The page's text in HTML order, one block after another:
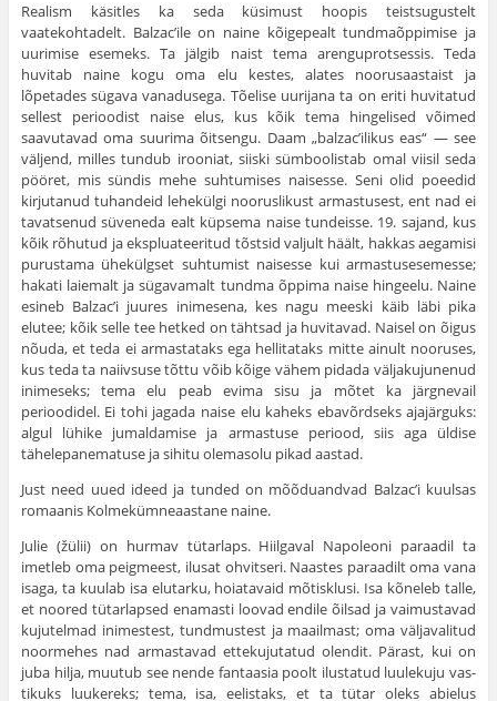
Realism käsitles ka seda küsimust hoopis teistsugustelt
vaatekohtadelt. Balzac’ile on naine kõige­pealt tundmaõppimise ja
uurimise esemeks. Ta jälgib naist tema arenguprotsessis. Teda
huvitab naine kogu oma elu kestes, alates noorusaastaist ja
lõpetades sügava vanadusega. Tõelise uurijana ta on eriti huvi­tatud
sellest perioodist naise elus, kus kõik tema hingelised võimed
saavutavad oma suurima õitsengu. Daam „balzac’ilikus eas“ — see
väljend, milles tundub irooniat, siiski sümboolistab omal viisil seda
pööret, mis sündis mehe suhtumises naisesse. Seni olid poee­did
kirjutanud tuhandeid lehekülgi nooruslikust ar­mastusest, ent nad ei
tavatsenud süveneda ealt küp­sema naise tundeisse. 19. sajand, kus
kõik rõhutud ja ekspluateeritud tõstsid valjult häält, hakkas aegamisi
purustama ühekülgset suhtumist naisesse kui armastusesemesse;
hakati laiemalt ja sügavamalt tundma õppima naise hingeelu. Naine
esineb Balzac’i juures inimesena, kes nagu meeski käib läbi pika
elutee; kõik selle tee hetked on tähtsad ja huvitavad. Naisel on õigus
nõuda, et teda ei armastataks ega hellitataks mitte ainult nooruses,
kus teda ta naiivsuse tõttu võib kõige vähem pidada väljakujunenud
inimeseks; tema elu peab evima sisu ja mõtet ka järgnevail
perioodidel. Ei tohi jagada naise elu kaheks ebavõrdseks ajajärguks:
algul lühike jumaldamise ja armastuse periood, siis aga üldise
tähelepanematuse ja sihitu olemasolu pikad aastad.
Just need uued ideed ja tunded on mõõduandvad Balzac’i kuulsas
romaanis Kolmekümneaastane naine.
Julie (žülii) on hurmav tütarlaps. Hiilgaval Napoleoni paraadil ta
imetleb oma peigmeest, ilusat ohvitseri. Naastes paraadilt oma vana
isaga, ta kuulab isa elutarku, hoiatavaid mõtisklusi. Isa kõneleb talle,
et noored tütarlapsed enamasti loovad endile õilsad ja vaimustavad
kujutelmad inimestest, tundmustest ja maailmast; oma väljavalitud
noormehes nad armastavad ettekujutatud olendit. Pärast, kui on
juba hilja, muutub see nende fantaasia poolt ilustatud luulekuju vas­
tikuks luukereks; tema, isa, eelistaks, et ta tütar oleks abielus